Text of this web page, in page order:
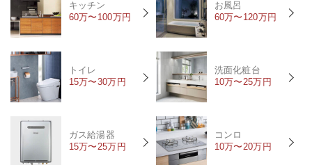
キッチン
60万〜100万円
お風呂
60万〜120万円
トイレ
15万〜30万円
洗面化粧台
10万〜25万円
ガス給湯器
15万〜25万円
コンロ
10万〜20万円